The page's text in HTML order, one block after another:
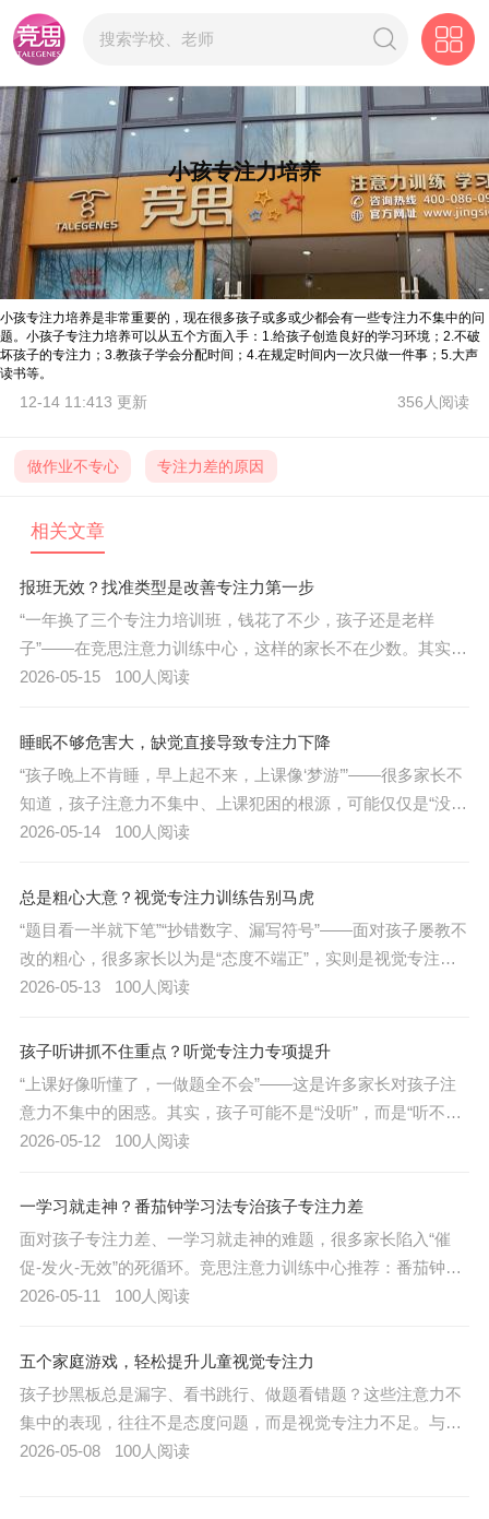
小孩专注力培养
小孩专注力培养是非常重要的，现在很多孩子或多或少都会有一些专注力不集中的问
题。小孩子专注力培养可以从五个方面入手：1.给孩子创造良好的学习环境；2.不破
坏孩子的专注力；3.教孩子学会分配时间；4.在规定时间内一次只做一件事；5.大声
读书等。
12-14 11:413 更新 356人阅读
做作业不专心 专注力差的原因
相关文章
报班无效？找准类型是改善专注力第一步
“一年换了三个专注力培训班，钱花了不少，孩子还是老样
子”——在竞思注意力训练中心，这样的家长不在少数。其实，
专注力差并非单一问题，盲目报班往往南辕北辙。科学改善注
2026-05-15 100人阅读
睡眠不够危害大，缺觉直接导致专注力下降
“孩子晚上不肯睡，早上起不来，上课像‘梦游’”——很多家长不
知道，孩子注意力不集中、上课犯困的根源，可能仅仅是“没睡
够”。竞思注意力训练中心联合睡眠实验室研究发现：睡眠不足
电”。
2026-05-14 100人阅读
总是粗心大意？视觉专注力训练告别马虎
“题目看一半就下笔”“抄错数字、漏写符号”——面对孩子屡教不
改的粗心，很多家长以为是“态度不端正”，实则是视觉专注力
不足在作祟。竞思注意力训练中心数据显示，85%的注意力不
的和大脑接收的不一致”。
2026-05-13 100人阅读
孩子听讲抓不住重点？听觉专注力专项提升
“上课好像听懂了，一做题全不会”——这是许多家长对孩子注
意力不集中的困惑。其实，孩子可能不是“没听”，而是“听不清
重点”。竞思注意力训练中心指出，约60%的专注力差儿童存
练提升听觉专注力。
2026-05-12 100人阅读
一学习就走神？番茄钟学习法专治孩子专注力差
面对孩子专注力差、一学习就走神的难题，很多家长陷入“催
促-发火-无效”的死循环。竞思注意力训练中心推荐：番茄钟学
习法，用科学的时间切割，帮孩子把“难熬的学习”变成“可完成
2026-05-11 100人阅读
五个家庭游戏，轻松提升儿童视觉专注力
孩子抄黑板总是漏字、看书跳行、做题看错题？这些注意力不
集中的表现，往往不是态度问题，而是视觉专注力不足。与其
反复唠叨，不如利用周末时光，玩这几个居家小游戏，在欢声
2026-05-08 100人阅读